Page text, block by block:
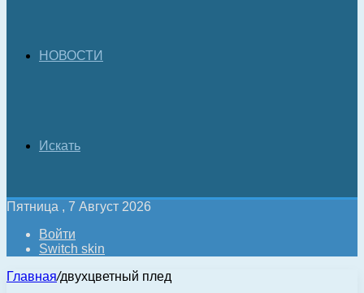
НОВОСТИ
Искать
Пятница , 7 Август 2026
Войти
Switch skin
Главная/двухцветный плед